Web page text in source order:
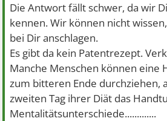
Die Antwort fällt schwer, da wir
kennen. Wir können nicht
bei Dir anschlagen.
Es gibt da kein Patentrezept.
Manche Menschen können eine
zum bitteren Ende durchziehen,
zweiten Tag ihrer Diät das
Mentalitätsunterschiede.............